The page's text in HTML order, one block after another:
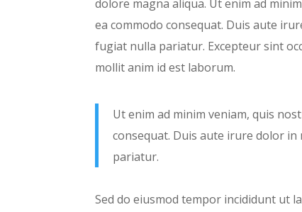
dolore magna aliqua. Ut enim ad
ea commodo consequat. Duis aute
fugiat nulla pariatur. Excepteur sint
mollit anim id est laborum.
Ut enim ad minim veniam, quis
consequat. Duis aute irure dolor
pariatur.
Sed do eiusmod tempor incididunt ut